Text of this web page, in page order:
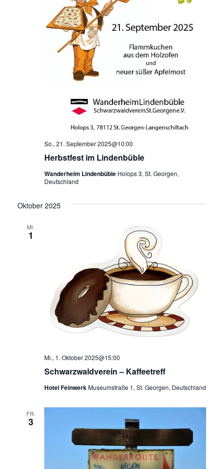
Herbstfest im Lindenbüble
So., 21. September 2025@10:00
Wanderheim Lindenbüble Holops 3, St. Georgen,
Deutschland
Oktober 2025
MI.
1
Schwarzwaldverein – Kaffeetreff
Mi., 1. Oktober 2025@15:00
Hotel FeinwerkMuseumstraße 1, St. Georgen, Deutschland
FR.
3